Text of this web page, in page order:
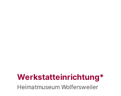
Werkstatteinrichtung*
Heimatmuseum Wolfersweiler